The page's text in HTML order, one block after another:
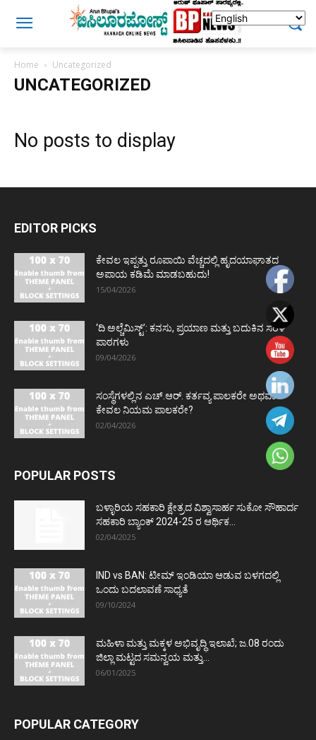
Home Uncategorized
UNCATEGORIZED
No posts to display
EDITOR PICKS
ಕೇವಲ ಇಪ್ಪತ್ತು ರೂಪಾಯಿ ವೆಚ್ಚದಲ್ಲಿ ಹೃದಯಾಘಾತದ
ಅಪಾಯ ಕಡಿಮೆ ಮಾಡಬಹುದು!
15/04/2026
‘ದಿ ಅಲ್ಚೆಮಿಸ್ಟ್’: ಕನಸು, ಪ್ರಯಾಣ ಮತ್ತು ಬದುಕಿನ ಸರಳ
ಪಾಠಗಳು
09/04/2026
ಸಂಸ್ಥೆಗಳಲ್ಲಿನ ಎಚ್.ಆರ್. ಕರ್ತವ್ಯ ಪಾಲಕರೇ ಅಥವಾ
ಕೇವಲ ನಿಯಮ ಪಾಲಕರೇ?
02/04/2026
POPULAR POSTS
ಬಳ್ಳಾರಿಯ ಸಹಕಾರಿ ಕ್ಷೇತ್ರದ ವಿಶ್ವಾಸಾರ್ಹ ಸುಕೋ ಸೌಹಾರ್ದ
ಸಹಕಾರಿ ಬ್ಯಾಂಕ್ 2024-25 ರ ಆರ್ಥಿಕ...
02/04/2025
IND vs BAN: ಟೀಮ್ ಇಂಡಿಯಾ ಆಡುವ ಬಳಗದಲ್ಲಿ
ಒಂದು ಬದಲಾವಣೆ ಸಾಧ್ಯತೆ
09/10/2024
ಮಹಿಳಾ ಮತ್ತು ಮಕ್ಕಳ ಅಭಿವೃದ್ಧಿ ಇಲಾಖೆ; ಜ.08 ರಂದು
ಜಿಲ್ಲಾ ಮಟ್ಟದ ಸಮನ್ವಯ ಮತ್ತು...
06/01/2025
POPULAR CATEGORY